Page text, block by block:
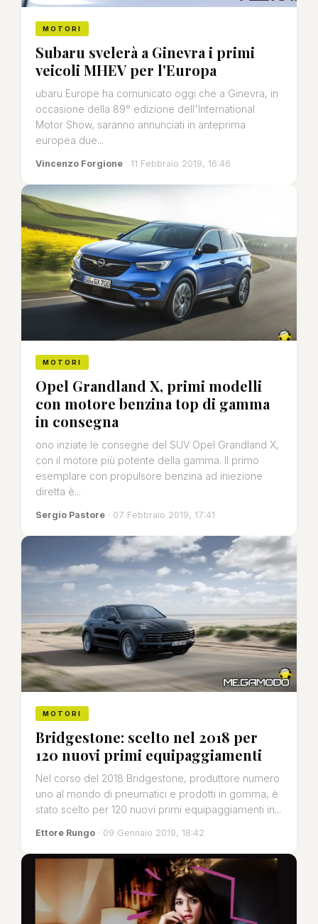
MOTORI
Subaru svelerà a Ginevra i primi
veicoli MHEV per l'Europa
ubaru Europe ha comunicato oggi che a Ginevra, in
occasione della 89° edizione dell'International
Motor Show, saranno annunciati in anteprima
europea due...
Vincenzo Forgione · 11 Febbraio 2019, 16:46
MOTORI
Opel Grandland X, primi modelli
con motore benzina top di gamma
in consegna
ono inziate le consegne del SUV Opel Grandland X,
con il motore più potente della gamma. Il primo
esemplare con propulsore benzina ad iniezione
diretta è...
Sergio Pastore · 07 Febbraio 2019, 17:41
MOTORI
Bridgestone: scelto nel 2018 per
120 nuovi primi equipaggiamenti
Nel corso del 2018 Bridgestone, produttore numero
uno al mondo di pneumatici e prodotti in gomma, è
stato scelto per 120 nuovi primi equipaggiamenti in...
Ettore Rungo · 09 Gennaio 2019, 18:42